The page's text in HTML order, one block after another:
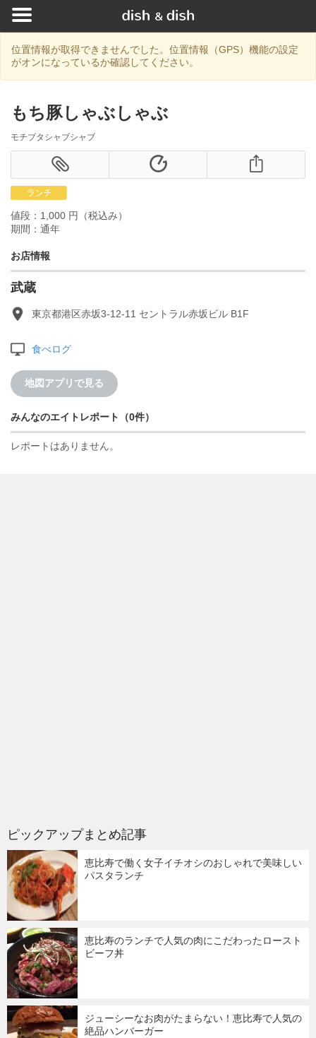
位置情報が取得できませんでした。位置情報（GPS）機能の設定
がオンになっているか確認してください。
もち豚しゃぶしゃぶ
モチブタシャブシャブ
値段：1,000 円（税込み）
期間：通年
お店情報
武蔵
東京都港区赤坂3-12-11 セントラル赤坂ビル B1F
食べログ
地図アプリで見る
みんなのエイトレポート（0件）
レポートはありません。
ピックアップまとめ記事
恵比寿で働く女子イチオシのおしゃれで美味しい
パスタランチ
恵比寿のランチで人気の肉にこだわったロースト
ビーフ丼
ジューシーなお肉がたまらない！恵比寿で人気の
絶品ハンバーガー